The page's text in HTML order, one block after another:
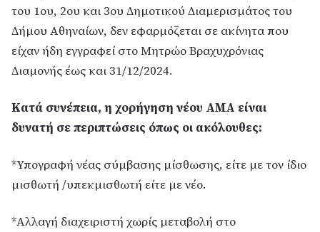
του 1ου, 2ου και 3ου Δημοτικού Διαμερισμάτος του
Δήμου Αθηναίων, δεν εφαρμόζεται σε ακίνητα που
είχαν ήδη εγγραφεί στο Μητρώο Βραχυχρόνιας
Διαμονής έως και 31/12/2024.
Κατά συνέπεια, η χορήγηση νέου ΑΜΑ είναι
δυνατή σε περιπτώσεις όπως οι ακόλουθες:
*Υπογραφή νέας σύμβασης μίσθωσης, είτε με τον ίδιο
μισθωτή /υπεκμισθωτή είτε με νέο.
*Αλλαγή διαχειριστή χωρίς μεταβολή στο